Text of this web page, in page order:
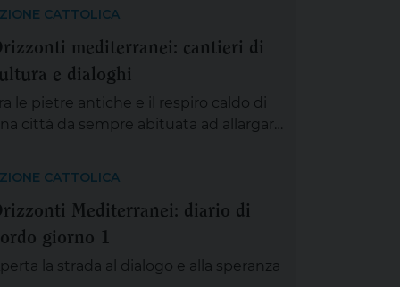
CATTOLICA
mediterranei: cantieri di
e dialoghi
le pietre antiche e il respiro caldo di
città da sempre abituata ad allargare
nazionale delle presidenze
e delle delegazioni regionali di
Cattolica, dal titolo «Orizzonti
Abitare la fraternità […]
CATTOLICA
Mediterranei: diario di
giorno 1
la strada al dialogo e alla speranza